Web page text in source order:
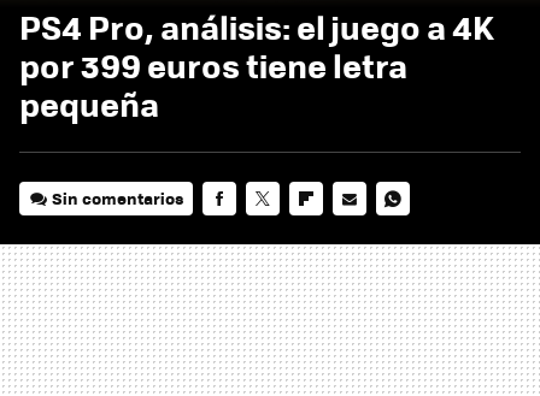
PS4 Pro, análisis: el juego a 4K
por 399 euros tiene letra
pequeña
Sin comentarios
MAIL